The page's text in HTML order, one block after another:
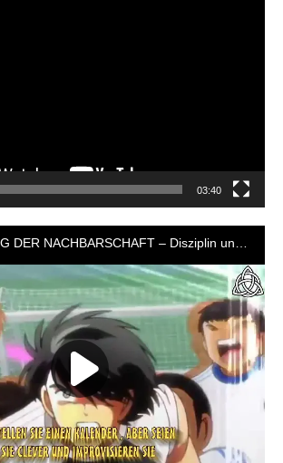
03:40